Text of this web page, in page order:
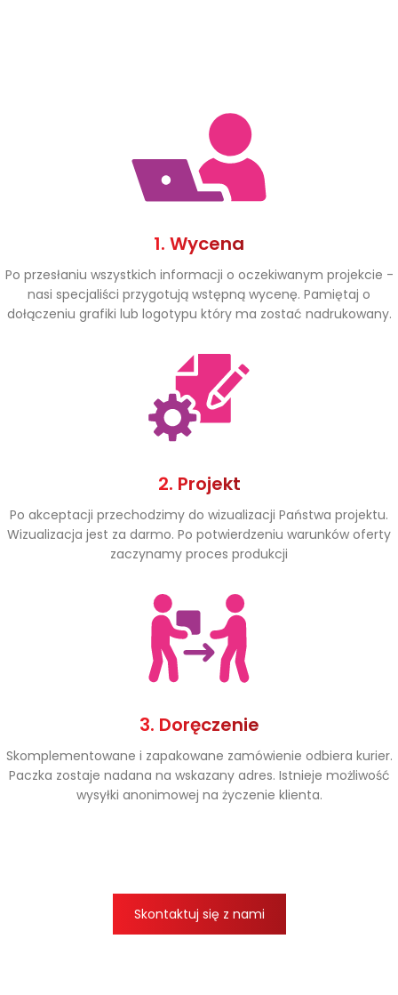
1. Wycena
Po przesłaniu wszystkich informacji o oczekiwanym projekcie -
nasi specjaliści przygotują wstępną wycenę. Pamiętaj o
dołączeniu grafiki lub logotypu który ma zostać nadrukowany.
2. Projekt
Po akceptacji przechodzimy do wizualizacji Państwa projektu.
Wizualizacja jest za darmo. Po potwierdzeniu warunków oferty
zaczynamy proces produkcji
3. Doręczenie
Skomplementowane i zapakowane zamówienie odbiera kurier.
Paczka zostaje nadana na wskazany adres. Istnieje możliwość
wysyłki anonimowej na życzenie klienta.
Skontaktuj się z nami